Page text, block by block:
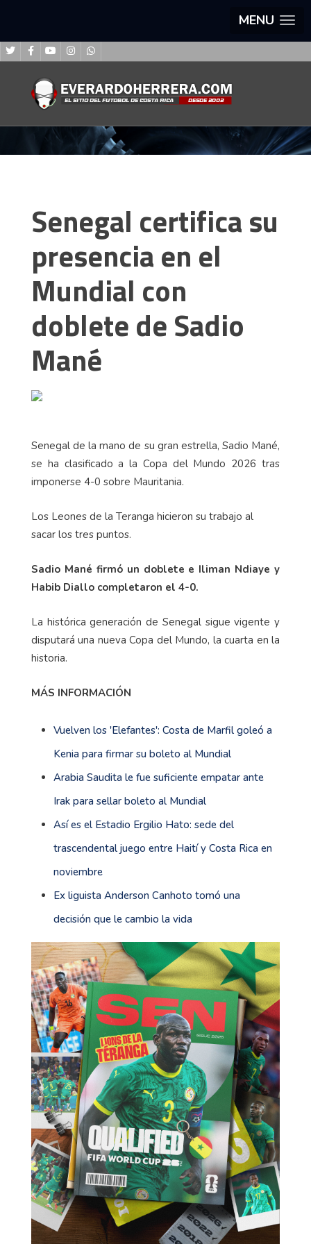
MENU
Senegal certifica su
presencia en el
Mundial con
doblete de Sadio
Mané
Senegal de la mano de su gran estrella, Sadio Mané,
se ha clasificado a la Copa del Mundo 2026 tras
imponerse 4-0 sobre Mauritania.
Los Leones de la Teranga hicieron su trabajo al
sacar los tres puntos.
Sadio Mané firmó un doblete e Iliman Ndiaye y
Habib Diallo completaron el 4-0.
La histórica generación de Senegal sigue vigente y
disputará una nueva Copa del Mundo, la cuarta en la
historia.
MÁS INFORMACIÓN
Vuelven los 'Elefantes': Costa de Marfil goleó a
Kenia para firmar su boleto al Mundial
Arabia Saudita le fue suficiente empatar ante
Irak para sellar boleto al Mundial
Así es el Estadio Ergilio Hato: sede del
trascendental juego entre Haití y Costa Rica en
noviembre
Ex liguista Anderson Canhoto tomó una
decisión que le cambio la vida